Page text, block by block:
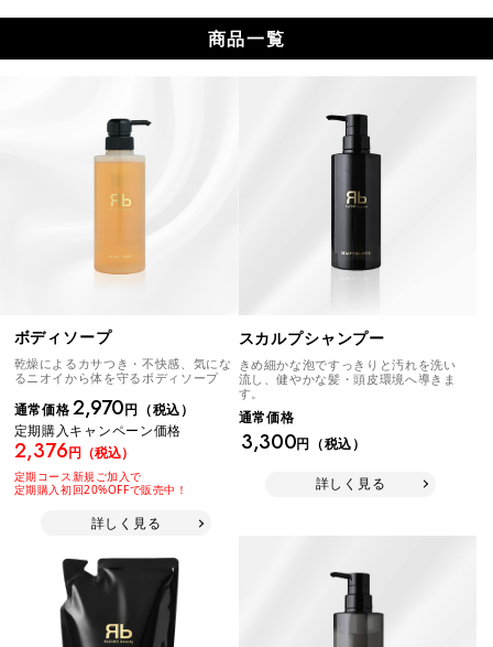
商品一覧
ボディソープ
乾燥によるカサつき・不快感、気にな
るニオイから体を守るボディソープ
通常価格2,970円（税込）
定期購入キャンペーン価格
2,376円（税込）
定期コース新規ご加入で
定期購入初回20%OFFで販売中！
詳しく見る
スカルプシャンプー
きめ細かな泡ですっきりと汚れを洗い
流し、健やかな髪・頭皮環境へ導きま
す。
通常価格
3,300円（税込）
詳しく見る